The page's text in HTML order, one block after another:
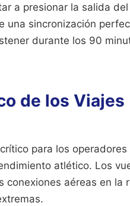
a presionar la salida
una sincronización
durante los 90
de los Viajes
para los
atlético. Los
conexiones aéreas en la